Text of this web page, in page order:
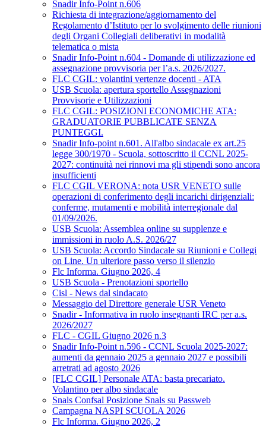
Snadir Info-Point n.606
Richiesta di integrazione/aggiornamento del
Regolamento d’Istituto per lo svolgimento delle riunioni
degli Organi Collegiali deliberativi in modalità
telematica o mista
Snadir Info-Point n.604 - Domande di utilizzazione ed
assegnazione provvisoria per l’a.s. 2026/2027.
FLC CGIL: volantini vertenze docenti - ATA
USB Scuola: apertura sportello Assegnazioni
Provvisorie e Utilizzazioni
FLC CGIL: POSIZIONI ECONOMICHE ATA:
GRADUATORIE PUBBLICATE SENZA
PUNTEGGI.
Snadir Info-point n.601. All'albo sindacale ex art.25
legge 300/1970 - Scuola, sottoscritto il CCNL 2025-
2027: continuità nei rinnovi ma gli stipendi sono ancora
insufficienti
FLC CGIL VERONA: nota USR VENETO sulle
operazioni di conferimento degli incarichi dirigenziali:
conferme, mutamenti e mobilità interregionale dal
01/09/2026.
USB Scuola: Assemblea online su supplenze e
immissioni in ruolo A.S. 2026/27
USB Scuola: Accordo Sindacale su Riunioni e Collegi
on Line. Un ulteriore passo verso il silenzio
Flc Informa. Giugno 2026, 4
USB Scuola - Prenotazioni sportello
Cisl - News dal sindacato
Messaggio del Direttore generale USR Veneto
Snadir - Informativa in ruolo insegnanti IRC per a.s.
2026/2027
FLC - CGIL Giugno 2026 n.3
Snadir Info-Point n.596 - CCNL Scuola 2025-2027:
aumenti da gennaio 2025 a gennaio 2027 e possibili
arretrati ad agosto 2026
[FLC CGIL] Personale ATA: basta precariato.
Volantino per albo sindacale
Snals Confsal Posizione Snals su Passweb
Campagna NASPI SCUOLA 2026
Flc Informa. Giugno 2026, 2